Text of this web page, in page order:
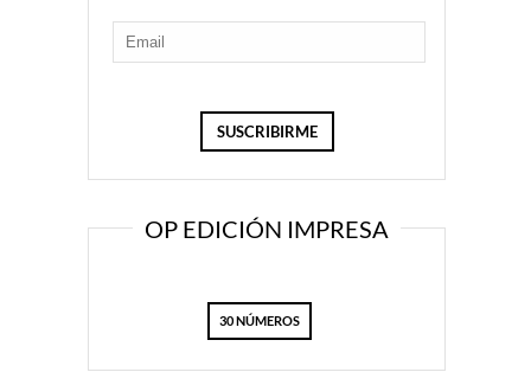
OP EDICIÓN IMPRESA
30 NÚMEROS